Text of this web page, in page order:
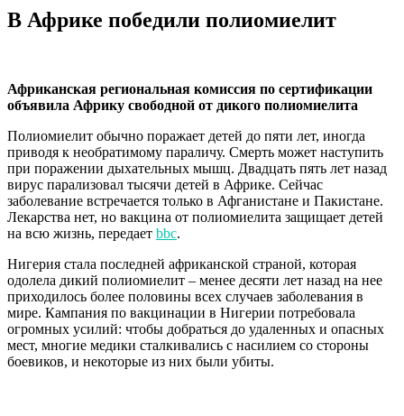
В Африке победили полиомиелит
Африканская региональная комиссия по сертификации
объявила Африку свободной от дикого полиомиелита
Полиомиелит обычно поражает детей до пяти лет, иногда
приводя к необратимому параличу. Смерть может наступить
при поражении дыхательных мышц. Двадцать пять лет назад
вирус парализовал тысячи детей в Африке. Сейчас
заболевание встречается только в Афганистане и Пакистане.
Лекарства нет, но вакцина от полиомиелита защищает детей
на всю жизнь, передает bbc.
Нигерия стала последней африканской страной, которая
одолела дикий полиомиелит – менее десяти лет назад на нее
приходилось более половины всех случаев заболевания в
мире. Кампания по вакцинации в Нигерии потребовала
огромных усилий: чтобы добраться до удаленных и опасных
мест, многие медики сталкивались с насилием со стороны
боевиков, и некоторые из них были убиты.